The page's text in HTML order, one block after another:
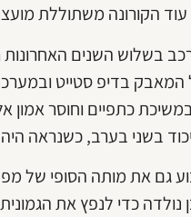
הקורונה משתוללת
בדיפ סטייט
כתפיים וחוסר אמון
בשני בערב, כשנראה
גם את מותה הסופי של
כדי לנפץ את